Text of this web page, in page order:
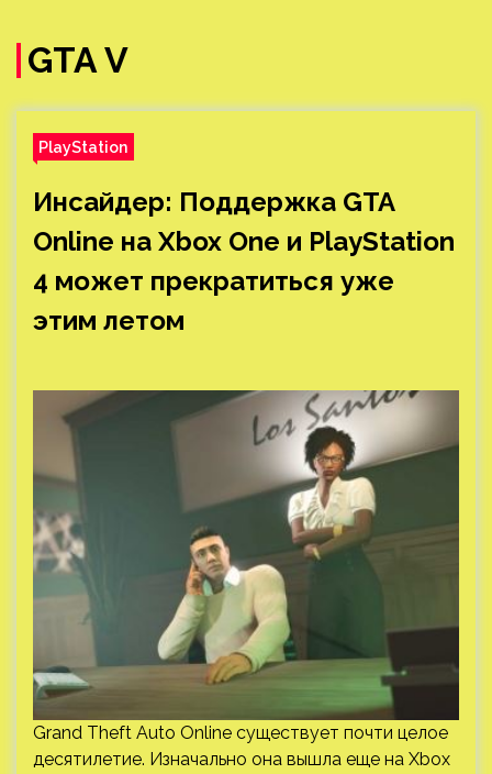
GTA V
PlayStation
Инсайдер: Поддержка GTA
Online на Xbox One и PlayStation
4 может прекратиться уже
этим летом
Grand Theft Auto Online существует почти целое
десятилетие. Изначально она вышла еще на Xbox